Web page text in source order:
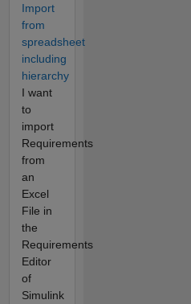
Import
from
spreadsheet
including
hierarchy
I want
to
import
Requirements
from
an
Excel
File in
the
Requirements
Editor
of
Simulink